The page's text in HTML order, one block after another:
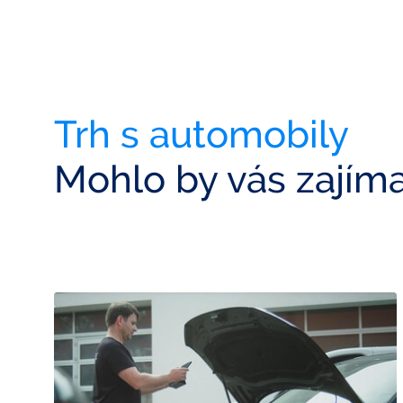
Trh s automobily
Mohlo by vás